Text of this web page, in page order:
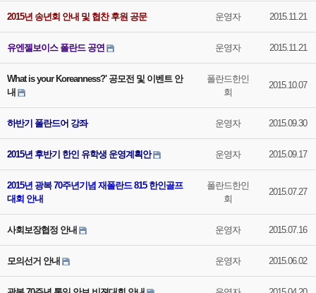
2015년 송년회 안내 및 협찬 후원 공문 운영자 2015.11.21
유엔젤보이스 폴란드 공연 운영자 2015.11.21
What is your Koreanness?' 공모전 및 이벤트 안
내
폴란드한인
회
2015.10.07
하반기 폴란드어 강좌 운영자 2015.09.30
2015년 후반기 한인 유학생 운영계획안 운영자 2015.09.17
2015년 광복 70주년기념 재폴란드 815 한인골프
대회 안내
폴란드한인
회
2015.07.27
사회보장협정 안내 운영자 2015.07.16
모의선거 안내 운영자 2015.06.02